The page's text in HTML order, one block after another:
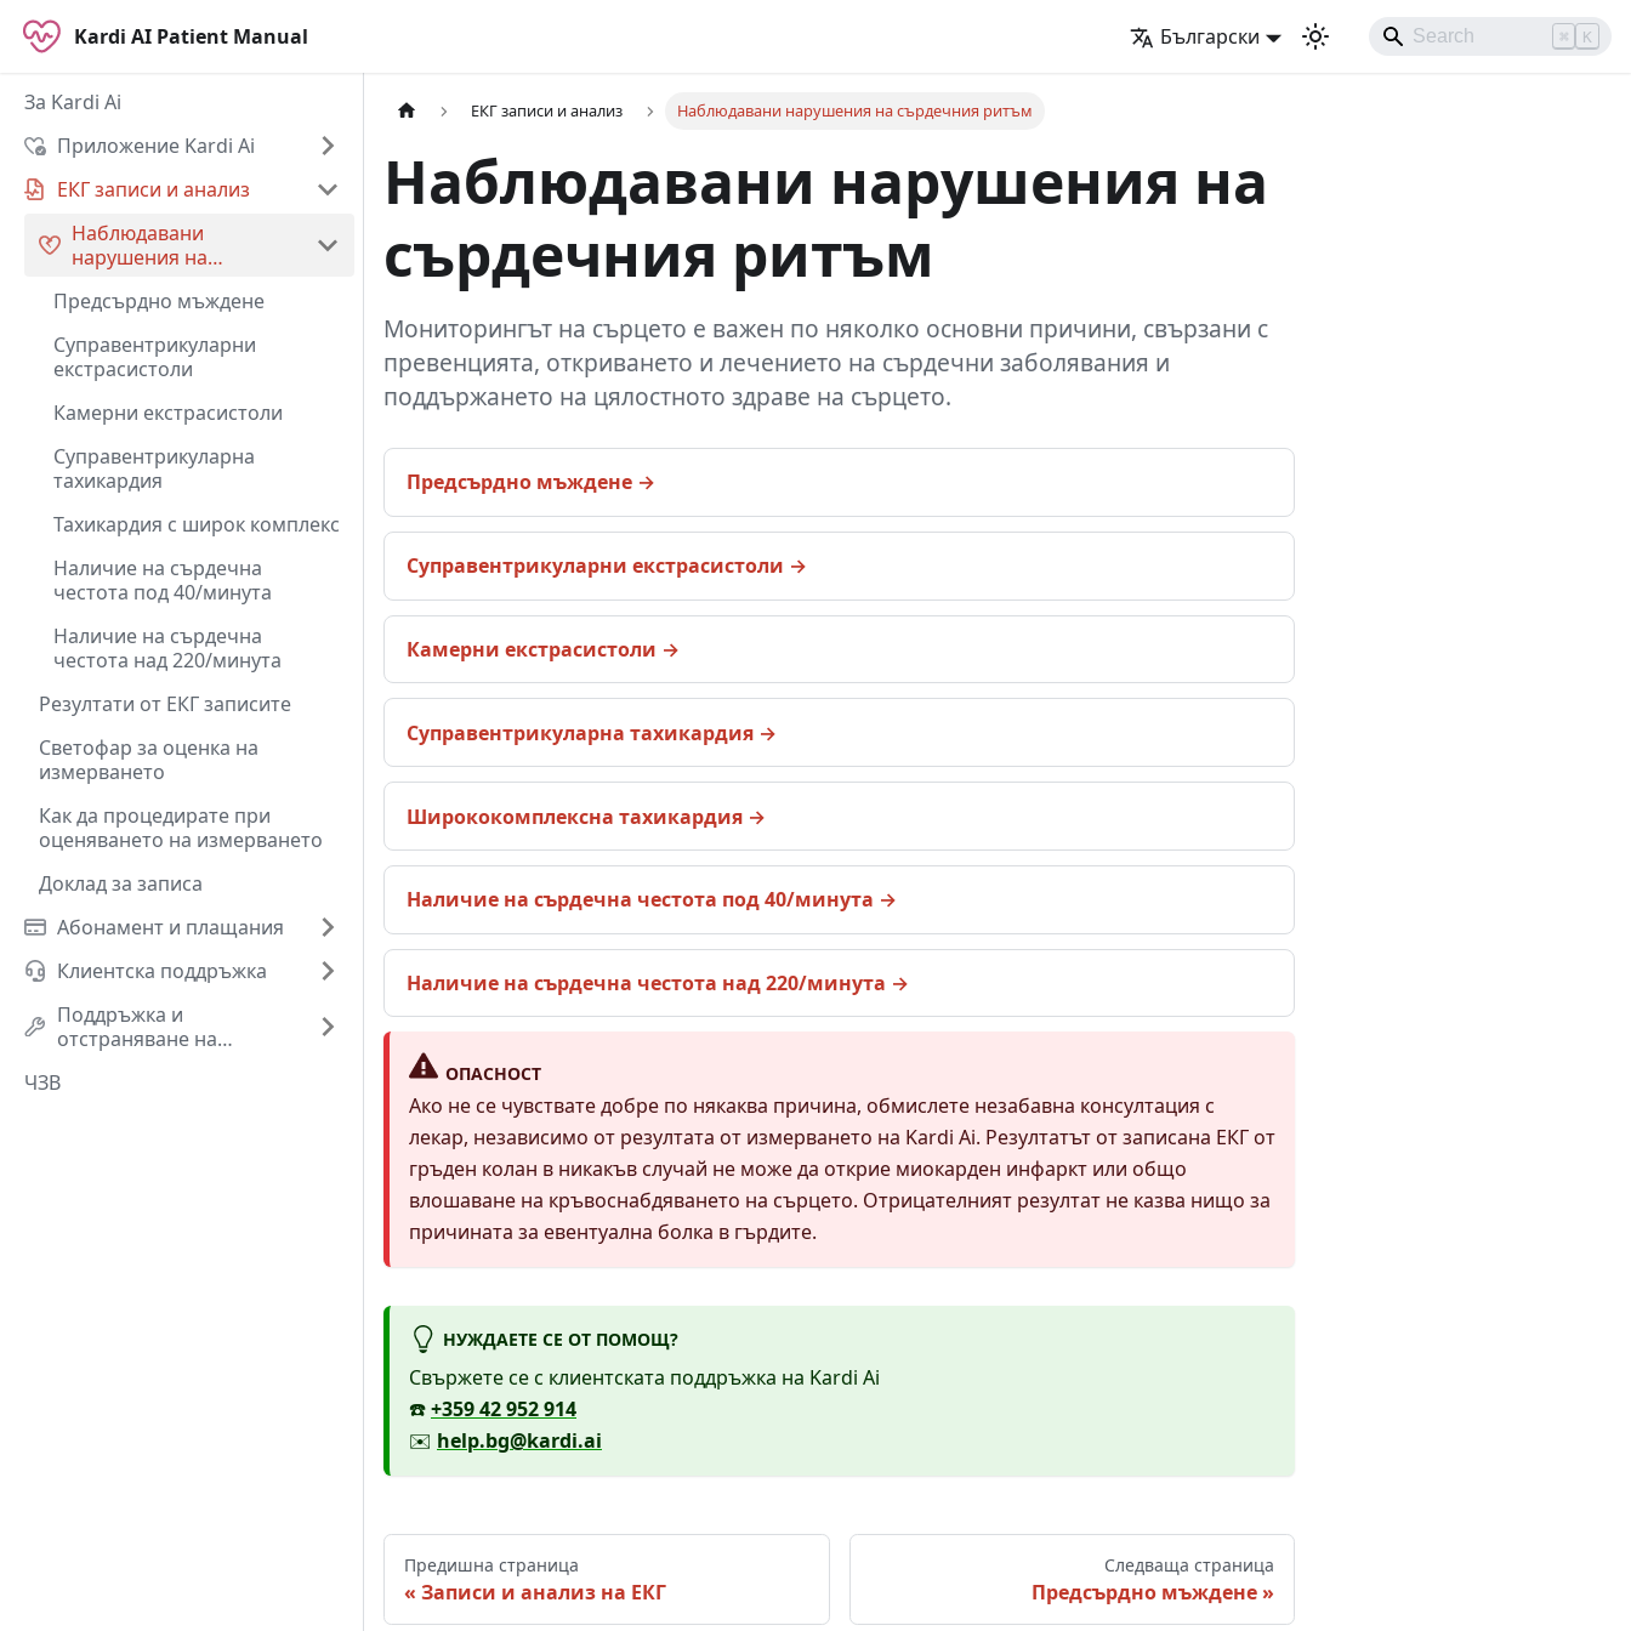
Kardi AI Patient Manual Български ⌘ K
За Kardi Ai
Приложение Kardi Ai
ЕКГ записи и анализ
Наблюдавани
нарушения на
Предсърдно мъждене
Суправентрикуларни
екстрасистоли
Камерни екстрасистоли
Суправентрикуларна
тахикардия
Тахикардия с широк комплекс
Наличие на сърдечна
честота под 40/минута
Наличие на сърдечна
честота над 220/минута
Резултати от ЕКГ записите
Светофар за оценка на
измерването
Как да процедирате при
оценяването на измерването
Доклад за записа
Абонамент и плащания
Клиентска поддръжка
Поддръжка и
отстраняване на
ЧЗВ
ЕКГ записи и анализ Наблюдавани нарушения на сърдечния ритъм
Наблюдавани нарушения на
сърдечния ритъм
Мониторингът на сърцето е важен по няколко основни причини, свързани с
превенцията, откриването и лечението на сърдечни заболявания и
поддържането на цялостното здраве на сърцето.
Предсърдно мъждене
Суправентрикуларни екстрасистоли
Камерни екстрасистоли
Суправентрикуларна тахикардия
Ширококомплексна тахикардия
Наличие на сърдечна честота под 40/минута
Наличие на сърдечна честота над 220/минута
ОПАСНОСТ
Ако не се чувствате добре по някаква причина, обмислете незабавна консултация с
лекар, независимо от резултата от измерването на Kardi Ai. Резултатът от записана ЕКГ от
гръден колан в никакъв случай не може да открие миокарден инфаркт или общо
влошаване на кръвоснабдяването на сърцето. Отрицателният резултат не казва нищо за
причината за евентуална болка в гърдите.
НУЖДАЕТЕ СЕ ОТ ПОМОЩ?
Свържете се с клиентската поддръжка на Kardi Ai
☎️+359 42 952 914
✉️ help.bg@kardi.ai
Предишна страница
Записи и анализ на ЕКГ
Следваща страница
Предсърдно мъждене